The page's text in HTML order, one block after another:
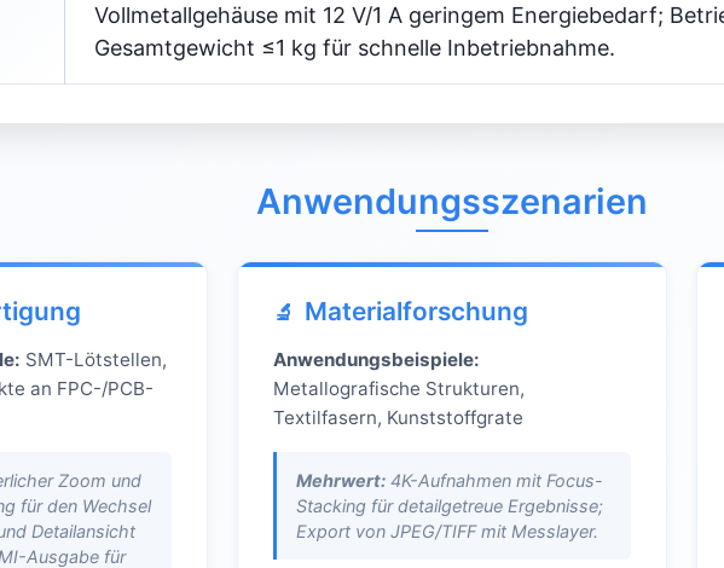
Vollmetallgehäuse mit 12 V/1 A geringem Energiebedarf;
Gesamtgewicht ≤1 kg für schnelle Inbetriebnahme.
Anwendungsszenarien
SMT-Lötstellen,
an FPC-/PCB-
Zoom und
für den Wechsel
Detailansicht
Ausgabe für
Materialforschung
Anwendungsbeispiele:
Metallografische Strukturen,
Textilfasern, Kunststoffgrate
Mehrwert:4K-Aufnahmen mit Focus-
Stacking für detailgetreue Ergebnisse;
Export von JPEG/TIFF mit Messlayer.